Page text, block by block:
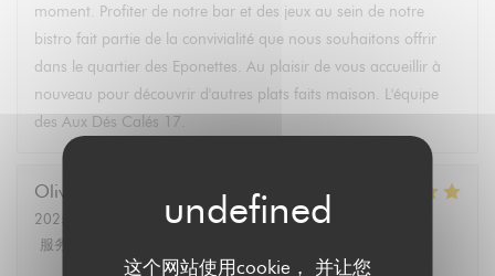
这个网站使用cookie， 并让您
moment. Profiter de notre bar et des jeux au sein de notre
bistro fait partie de la convivialité que nous souhaitons offrir
dans le quartier des Eponettes. Au plaisir de vous accueillir à
nouveau pour découvrir d'autres plats faits maison. L'équipe
des Aux Dés Calés 17.
Olivier
2025-02-22
- 21:30 - 来宾 4
服务